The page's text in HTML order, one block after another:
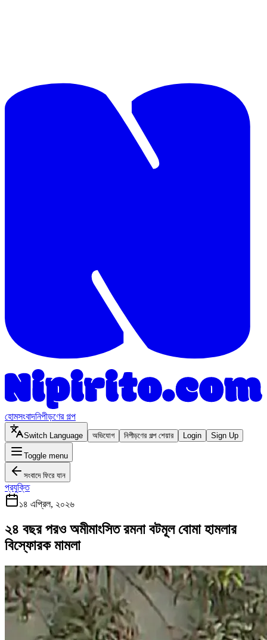
হোমসংবাদনিপীড়ণের গল্প
Switch Language অভিযোগ নিপীড়ণের গল্প শেয়ার Login Sign Up
Toggle menu
সংবাদে ফিরে যান
প্রযুক্তি
১৪ এপ্রিল, ২০২৬
২৪ বছর পরও অমীমাংসিত রমনা বটমূল বোমা হামলার
বিস্ফোরক মামলা